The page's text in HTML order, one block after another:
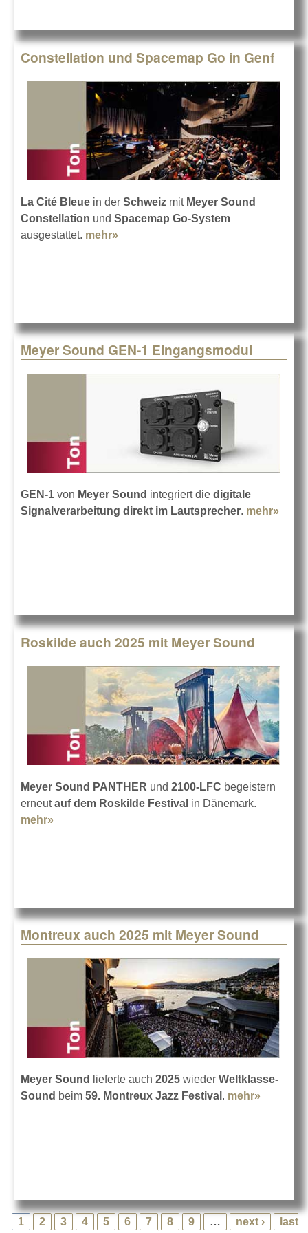
Constellation und Spacemap Go in Genf
La Cité Bleue in der Schweiz mit Meyer Sound
Constellation und Spacemap Go-System
ausgestattet. mehr»
Meyer Sound GEN-1 Eingangsmodul
GEN-1 von Meyer Sound integriert die digitale
Signalverarbeitung direkt im Lautsprecher. mehr»
Roskilde auch 2025 mit Meyer Sound
Meyer Sound PANTHER und 2100-LFC begeistern
erneutauf dem Roskilde Festival in Dänemark.
mehr»
Montreux auch 2025 mit Meyer Sound
Meyer Sound lieferte auch 2025 wieder Weltklasse-
Sound beim 59. Montreux Jazz Festival . mehr»
1 2 3 4 5 6 7 8 9 … next ›
last